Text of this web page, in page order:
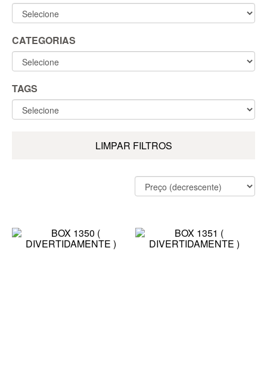
CATEGORIAS
TAGS
LIMPAR FILTROS